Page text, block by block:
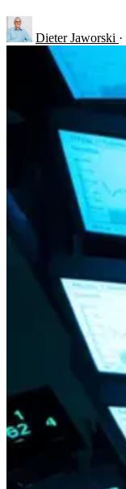
Dieter Jaworski ·